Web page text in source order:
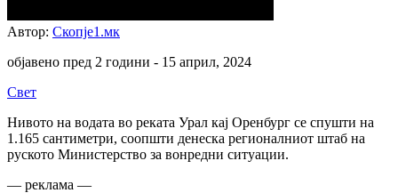
Автор: Скопје1.мк
објавено пред 2 години - 15 април, 2024
Свет
Нивото на водата во реката Урал кај Оренбург се спушти на
1.165 сантиметри, соопшти денеска регионалниот штаб на
руското Министерство за вонредни ситуации.
— реклама —